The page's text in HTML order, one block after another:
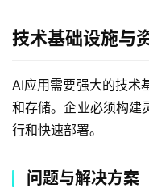
技术基础设施与
AI应用需要强大的技术
和存储。企业必须构建
行和快速部署。
问题与解决方案